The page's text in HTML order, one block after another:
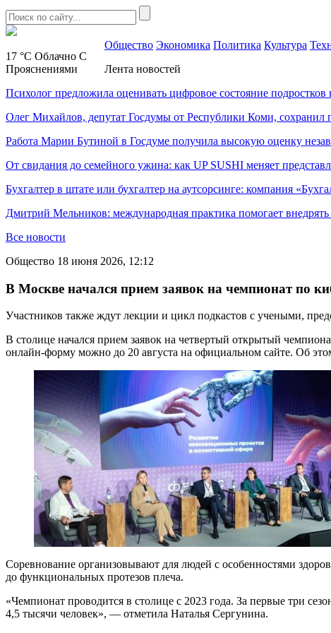
17 °C Облачно С
Прояснениями
Общество Экономика Политика Культура
Лента новостей
Психолог предложила оценивать цифровое состояние
Олег Михайлов, депутат Госдумы от Республики Коми, сохранил
Работа Марии Бутиной в Госдуме получила высокую оценку
От свидания до семейного ужина: как UP SUSHI меняет
Бухгалтер в штате или бухгалтер на аутсорсинге: компания
Дмитрий Мельников: международная практика помогает
Все новости
Общество 18 июня 2026, 12:12
В Москве начался прием заявок на чемпионат по
Участников также ждут лекции и цикл подкастов с учеными,
В столице начался прием заявок на четвертый открытый
онлайн-форму можно до 20 августа на официальном сайте. Об
Соревнование организовывают для людей с особенностями
до функциональных протезов плеча.
«Чемпионат проводится в столице с 2023 года. За первые три
4,5 тысячи человек», — отметила Наталья Сергунина.